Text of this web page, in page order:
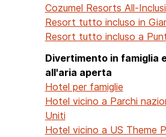
Cozumel Resorts All-
Resort tutto incluso in
Resort tutto incluso a
Divertimento in famiglia
all'aria aperta
Hotel per famiglie
Hotel vicino a Parchi
Uniti
Hotel vicino a US Theme